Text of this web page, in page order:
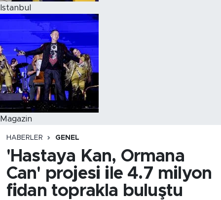
Istanbul
Magazin
HABERLER GENEL
'Hastaya Kan, Ormana
Can' projesi ile 4.7 milyon
fidan toprakla buluştu